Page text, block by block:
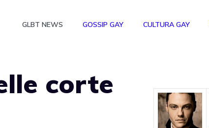
GLBT NEWS GOSSIP GAY CULTURA GAY
corte